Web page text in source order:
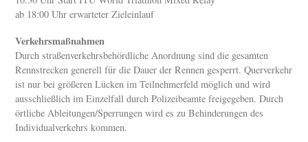
ab 18:00 Uhr erwarteter Zieleinlauf
Verkehrsmaßnahmen
Durch straßenverkehrsbehördliche Anordnung sind die gesamten
Rennstrecken generell für die Dauer der Rennen gesperrt. Querverkehr
ist nur bei größeren Lücken im Teilnehmerfeld möglich und wird
ausschließlich im Einzelfall durch Polizeibeamte freigegeben. Durch
örtliche Ableitungen/Sperrungen wird es zu Behinderungen des
Individualverkehrs kommen.